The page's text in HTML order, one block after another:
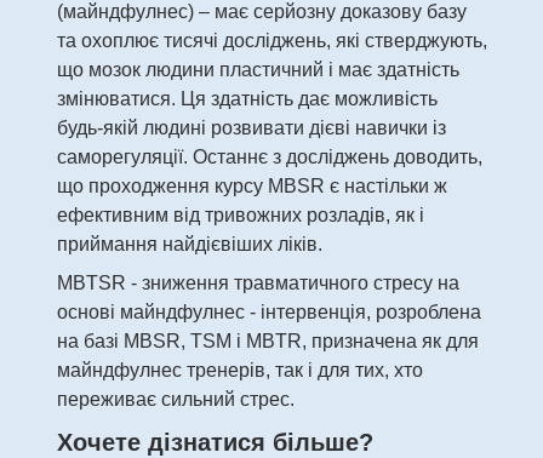
(майндфулнес) – має серйозну доказову базу
та охоплює тисячі досліджень, які стверджують,
що мозок людини пластичний і має здатність
змінюватися. Ця здатність дає можливість
будь-якій людині розвивати дієві навички із
саморегуляції. Останнє з досліджень доводить,
що проходження курсу MBSR є настільки ж
ефективним від тривожних розладів, як і
приймання найдієвіших ліків.
MBTSR - зниження травматичного стресу на
основі майндфулнес - інтервенція, розроблена
на базі MBSR, TSM і MBTR, призначена як для
майндфулнес тренерів, так і для тих, хто
переживає сильний стрес.
Хочете дізнатися більше?